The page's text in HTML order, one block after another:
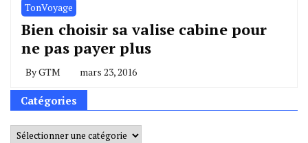
TonVoyage
Bien choisir sa valise cabine pour
ne pas payer plus
ByGTM mars 23, 2016
Catégories
Catégories